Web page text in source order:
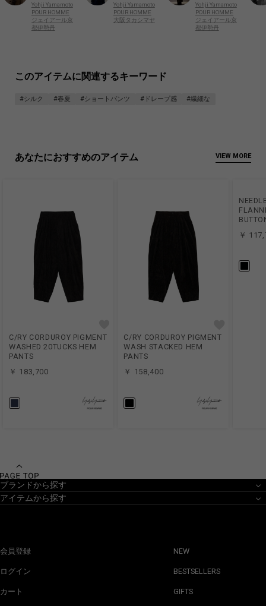
Yohji Yamamoto
POUR HOMME
ジェイアール京
都伊勢丹
Yohji Yamamoto
POUR HOMME
大阪タカシマヤ
Yohji Yamamoto
POUR HOMME
ジェイアール京
都伊勢丹
このアイテムに関連するキーワード
#シルク #春夏 #ショートパンツ #ドレープ感 #繊細な
あなたにおすすめのアイテム VIEW MORE
C/RY CORDUROY PIGMENT
WASHED 20TUCKS HEM
PANTS
￥ 183,700
C/RY CORDUROY PIGMENT
WASH STACKED HEM
PANTS
￥ 158,400
￥
ブランドから探す
アイテムから探す
会員登録
ログイン
カート
NEW
BESTSELLERS
GIFTS